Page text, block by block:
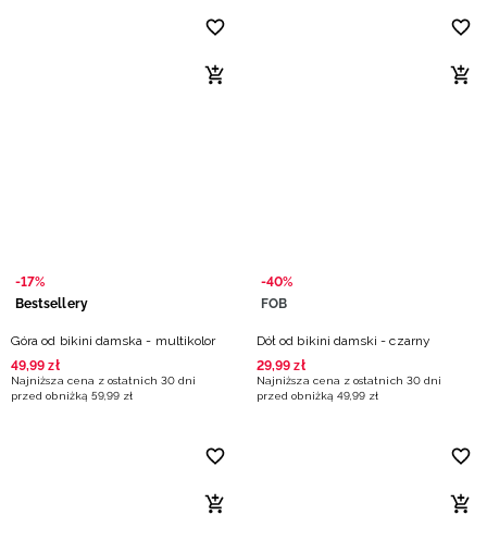
-17%
Bestsellery
Góra od bikini damska - multikolor
49,99 zł
Najniższa cena z ostatnich 30 dni
przed obniżką 59,99 zł
-40%
FOB
Dół od bikini damski - czarny
29,99 zł
Najniższa cena z ostatnich 30 dni
przed obniżką 49,99 zł